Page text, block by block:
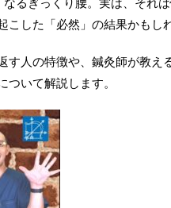
こした「必然」の結果かもし
す人の特徴や、鍼灸師が教え
いて解説します。